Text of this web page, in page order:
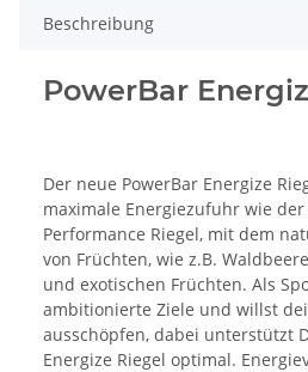
Beschreibung
PowerBar
Der neue PowerBar Energize
maximale Energiezufuhr wie
Performance Riegel, mit dem
von Früchten, wie z.B.
und exotischen Früchten. Als
ambitionierte Ziele und willst
ausschöpfen, dabei unterstützt
Energize Riegel optimal.